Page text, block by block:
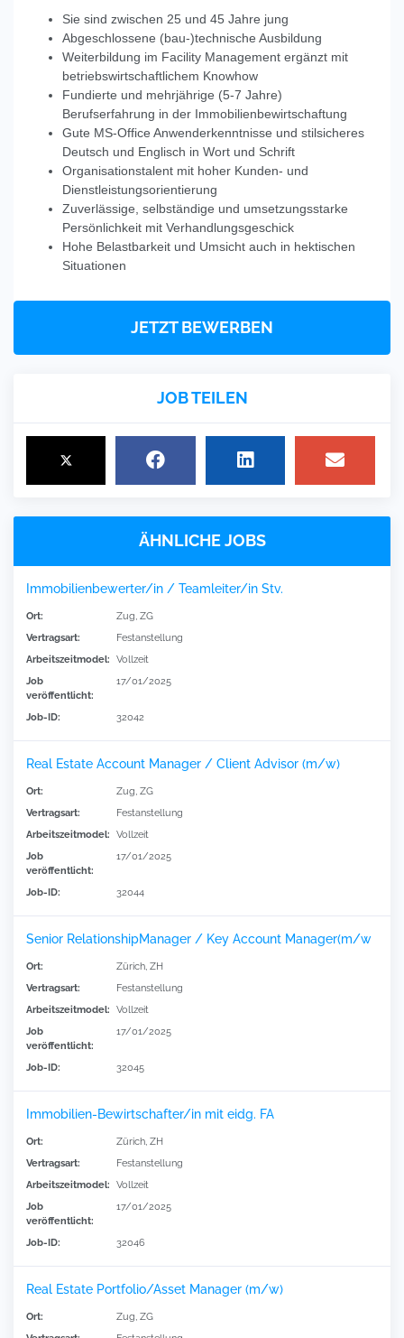
Sie sind zwischen 25 und 45 Jahre jung
Abgeschlossene (bau-)technische Ausbildung
Weiterbildung im Facility Management ergänzt mit
betriebswirtschaftlichem Knowhow
Fundierte und mehrjährige (5-7 Jahre)
Berufserfahrung in der Immobilienbewirtschaftung
Gute MS-Office Anwenderkenntnisse und stilsicheres
Deutsch und Englisch in Wort und Schrift
Organisationstalent mit hoher Kunden- und
Dienstleistungsorientierung
Zuverlässige, selbständige und umsetzungsstarke
Persönlichkeit mit Verhandlungsgeschick
Hohe Belastbarkeit und Umsicht auch in hektischen
Situationen
JETZT BEWERBEN
JOB TEILEN
ÄHNLICHE JOBS
Immobilienbewerter/in / Teamleiter/in Stv.
Ort:
Zug, ZG
Vertragsart:
Festanstellung
Arbeitszeitmodel: Vollzeit
Job
veröffentlicht:
17/01/2025
Job-ID: 32042
Real Estate Account Manager / Client Advisor (m/w)
Ort:
Zug, ZG
Vertragsart:
Festanstellung
Arbeitszeitmodel: Vollzeit
Job
veröffentlicht:
17/01/2025
Job-ID: 32044
Senior RelationshipManager / Key Account Manager(m/w
Ort:
Zürich, ZH
Vertragsart:
Festanstellung
Arbeitszeitmodel: Vollzeit
Job
veröffentlicht:
17/01/2025
Job-ID: 32045
Immobilien-Bewirtschafter/in mit eidg. FA
Ort:
Zürich, ZH
Vertragsart:
Festanstellung
Arbeitszeitmodel: Vollzeit
Job
veröffentlicht:
17/01/2025
Job-ID: 32046
Real Estate Portfolio/Asset Manager (m/w)
Ort:
Zug, ZG